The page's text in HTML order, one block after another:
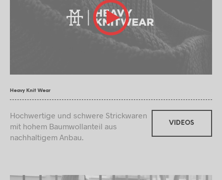
Heavy Knit Wear
Hochwertige und schwere Strickwaren
mit hohem Baumwollanteil aus
nachhaltigem Anbau.
VIDEOS